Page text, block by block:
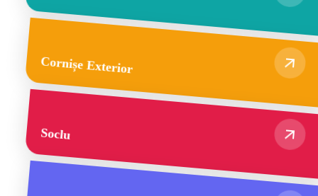
Cornișe Exterior
Soclu